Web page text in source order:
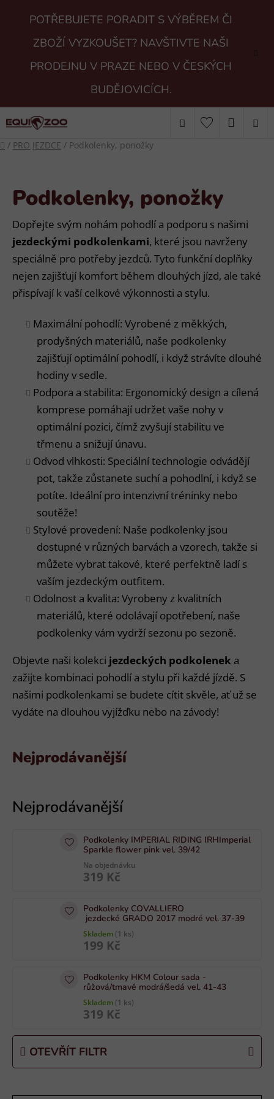
POTŘEBUJETE PORADIT S VÝBĚREM ČI
ZBOŽÍ VYZKOUŠET? NAVŠTIVTE NAŠI
PRODEJNU V PRAZE NEBO V ČESKÝCH
BUDĚJOVICÍCH.
Hledat
Domů
/ PRO JEZDCE / Podkolenky, ponožky
Podkolenky, ponožky
Dopřejte svým nohám pohodlí a podporu s našimi
jezdeckými podkolenkami, které jsou navrženy
speciálně pro potřeby jezdců. Tyto funkční doplňky
nejen zajišťují komfort během dlouhých jízd, ale také
přispívají k vaší celkové výkonnosti a stylu.
Maximální pohodlí: Vyrobené z měkkých,
prodyšných materiálů, naše podkolenky
zajišťují optimální pohodlí, i když strávíte dlouhé
hodiny v sedle.
Podpora a stabilita: Ergonomický design a cílená
komprese pomáhají udržet vaše nohy v
optimální pozici, čímž zvyšují stabilitu ve
třmenu a snižují únavu.
Odvod vlhkosti: Speciální technologie odvádějí
pot, takže zůstanete suchí a pohodlní, i když se
potíte. Ideální pro intenzivní tréninky nebo
soutěže!
Stylové provedení: Naše podkolenky jsou
dostupné v různých barvách a vzorech, takže si
můžete vybrat takové, které perfektně ladí s
vaším jezdeckým outfitem.
Odolnost a kvalita: Vyrobeny z kvalitních
materiálů, které odolávají opotřebení, naše
podkolenky vám vydrží sezonu po sezoně.
Objevte naši kolekci jezdeckých podkolenek a
zažijte kombinaci pohodlí a stylu při každé jízdě. S
našimi podkolenkami se budete cítit skvěle, ať už se
vydáte na dlouhou vyjížďku nebo na závody!
Nejprodávanější
Podkolenky IMPERIAL RIDING IRHImperial
Sparkle flower pink vel. 39/42
Na objednávku
319 Kč
Podkolenky COVALLIERO
jezdecké GRADO 2017 modré vel. 37-39
Skladem (1 ks)
199 Kč
Podkolenky HKM Colour sada -
růžová/tmavě modrá/šedá vel. 41-43
Skladem (1 ks)
319 Kč
OTEVŘÍT FILTR
ý
p